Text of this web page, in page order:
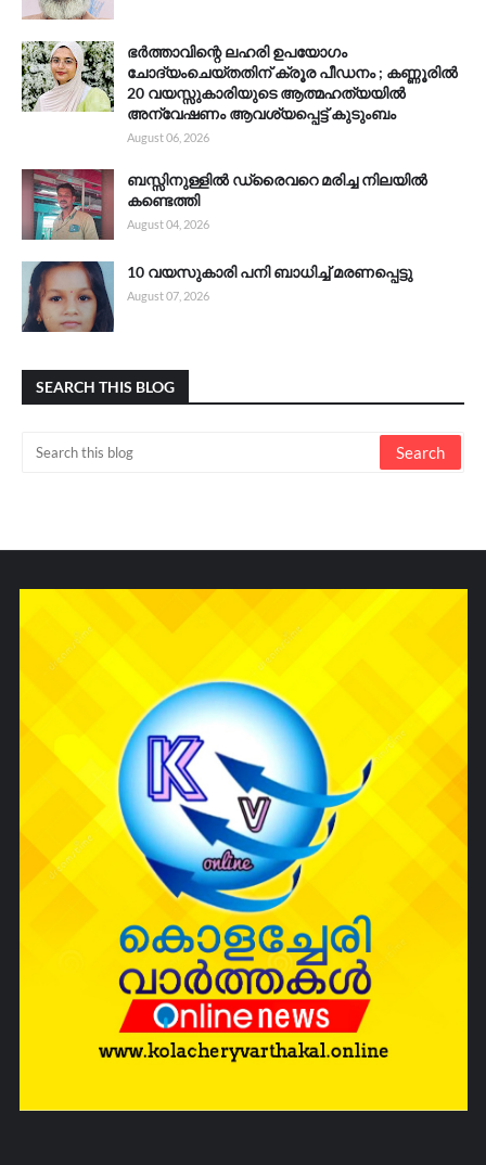
ഭർത്താവിന്റെ ലഹരി ഉപയോഗം
ചോദ്യംചെയ്തതിന് ക്രൂര പീഡനം ; കണ്ണൂരിൽ
20 വയസ്സുകാരിയുടെ ആത്മഹത്യയിൽ
അന്വേഷണം ആവശ്യപ്പെട്ട് കുടുംബം
August 06, 2026
ബസ്സിനുള്ളിൽ ഡ്രൈവറെ മരിച്ച നിലയിൽ
കണ്ടെത്തി
August 04, 2026
10 വയസുകാരി പനി ബാധിച്ച് മരണപ്പെട്ടു
August 07, 2026
SEARCH THIS BLOG